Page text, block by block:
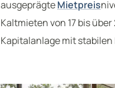
ausgeprägteMietpreis
Kaltmieten von 17 bis
Kapitalanlage mit